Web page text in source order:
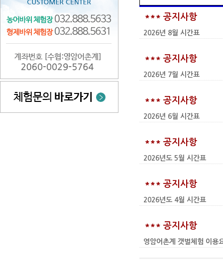
*** 공지사항
2026년 8월 시간표
*** 공지사항
2026년 7월 시간표
*** 공지사항
2026년 6월 시간표
*** 공지사항
2026년도 5월 시간표
*** 공지사항
2026년도 4월 시간표
*** 공지사항
영암어촌계 갯벌체험 이